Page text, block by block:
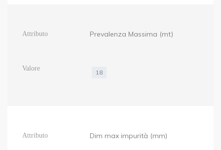
Prevalenza Massima (mt)
18
Dim max impurità (mm)